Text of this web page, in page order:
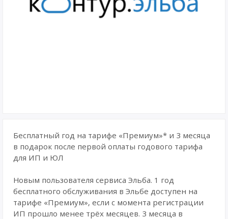
Бесплатный год на тарифе «Премиум»* и 3 месяца
в подарок после первой оплаты годового тарифа
для ИП и ЮЛ
Новым пользователя сервиса Эльба. 1 год
бесплатного обслуживания в Эльбе доступен на
тарифе «Премиум», если с момента регистрации
ИП прошло менее трёх месяцев. 3 месяца в